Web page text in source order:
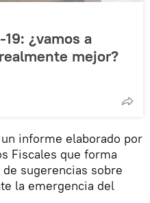
¿vamos a
mejor?
informe elaborado por
Fiscales que forma
sugerencias sobre
la emergencia del